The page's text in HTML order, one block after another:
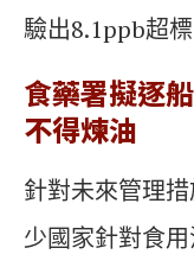
驗出8.1ppb超標
食藥署擬逐
不得煉油
針對未來管理
少國家針對食